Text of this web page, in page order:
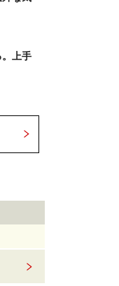
上手